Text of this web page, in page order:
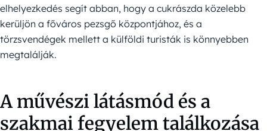
elhelyezkedés segít abban, hogy a cukrászda közelebb
kerüljön a főváros pezsgő központjához, és a
törzsvendégek mellett a külföldi turisták is könnyebben
megtalálják.
A művészi látásmód és a
szakmai fegyelem találkozása